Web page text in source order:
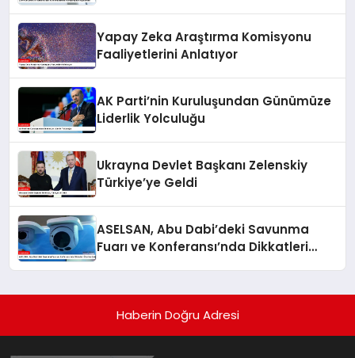
Yapay Zeka Araştırma Komisyonu
Faaliyetlerini Anlatıyor
AK Parti’nin Kuruluşundan Günümüze
Liderlik Yolculuğu
Ukrayna Devlet Başkanı Zelenskiy
Türkiye’ye Geldi
ASELSAN, Abu Dabi’deki Savunma
Fuarı ve Konferansı’nda Dikkatleri
Haberin Doğru Adresi